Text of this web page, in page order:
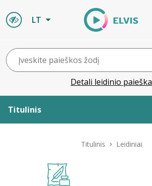
LT
Detali leidinio paieška
Titulinis
Titulinis Leidiniai